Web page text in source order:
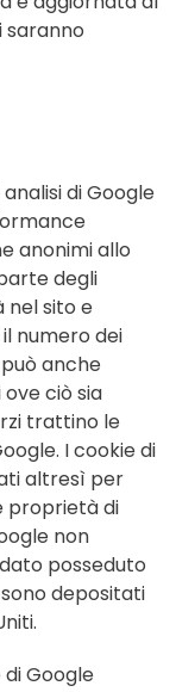
saranno
di Google
anonimi allo
degli
sito e
numero dei
anche
ciò sia
trattino le
I cookie di
altresì per
proprietà di
non
posseduto
depositati
Google